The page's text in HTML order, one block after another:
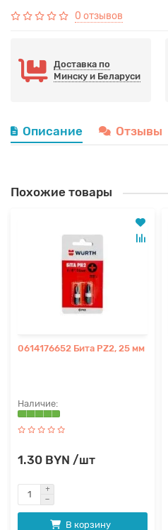
0 отзывов
Доставка по
Минску и Беларуси
Описание Отзывы
Похожие товары
0614176652 Бита РZ2, 25 мм
1.30 BYN /шт
В корзину